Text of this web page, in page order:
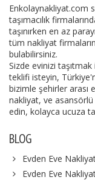
Enkolaynakliyat.com
taşımacılık
taşınırken en az
tüm nakliyat
bulabilirsiniz.
Sizde evinizi
teklifi isteyin,
bizimle şehirler arası
nakliyat, ve
edin, kolayca ucuza
BLOG
Evden Eve
Evden Eve